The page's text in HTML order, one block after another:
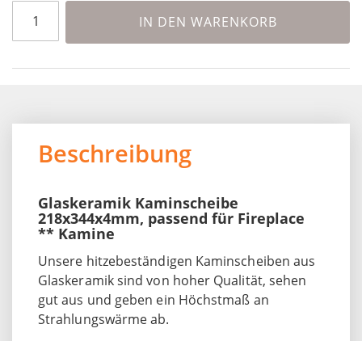
IN DEN WARENKORB
Beschreibung
Glaskeramik Kaminscheibe
218x344x4mm, passend für Fireplace
** Kamine
Unsere hitzebeständigen Kaminscheiben aus
Glaskeramik sind von hoher Qualität, sehen
gut aus und geben ein Höchstmaß an
Strahlungswärme ab.